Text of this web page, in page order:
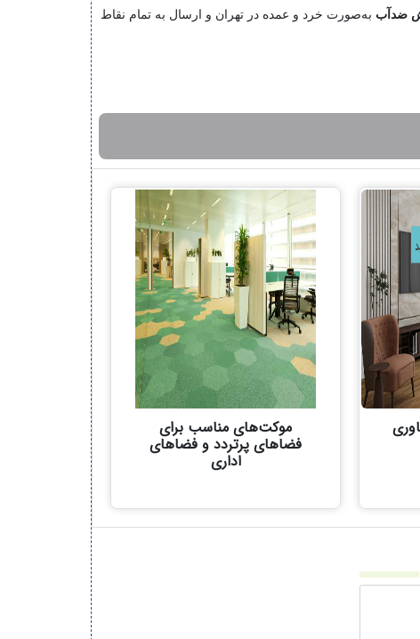
ضدآب به‌صورت خرد و عمده در تهران و ارسال به تمام نقاط
موکت‌های مناسب برای
فضاهای پرتردد و فضاهای
اداری